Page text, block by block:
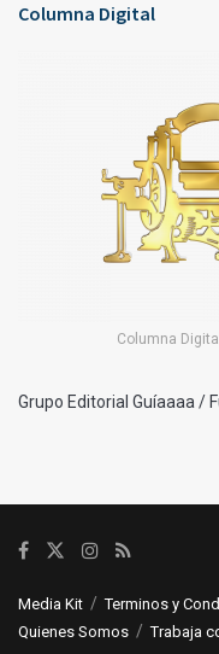
Columna Digital
Columna
Grupo Editorial Guíaaaa /
Media Kit Terminos y
Quienes Somos
Trabaja